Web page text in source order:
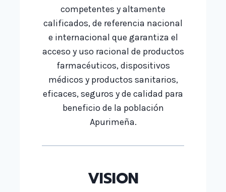
competentes y altamente
calificados, de referencia nacional
e internacional que garantiza el
acceso y uso racional de productos
farmacéuticos, dispositivos
médicos y productos sanitarios,
eficaces, seguros y de calidad para
beneficio de la población
Apurimeña.
VISION